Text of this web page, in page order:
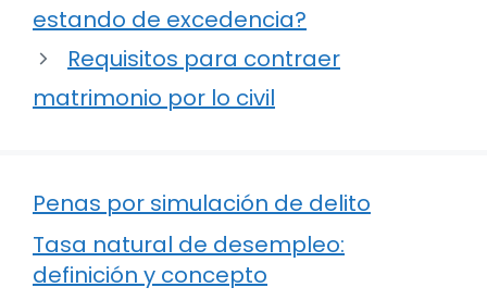
estando de excedencia?
Requisitos para contraer
matrimonio por lo civil
Penas por simulación de delito
Tasa natural de desempleo:
definición y concepto